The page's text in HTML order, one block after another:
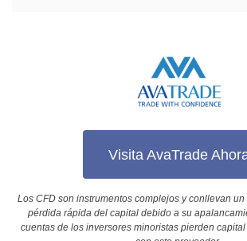
Visita AvaTrade
Los CFD son instrumentos complejos y conllevan
pérdida rápida del capital debido a su
cuentas de los inversores minoristas pierden